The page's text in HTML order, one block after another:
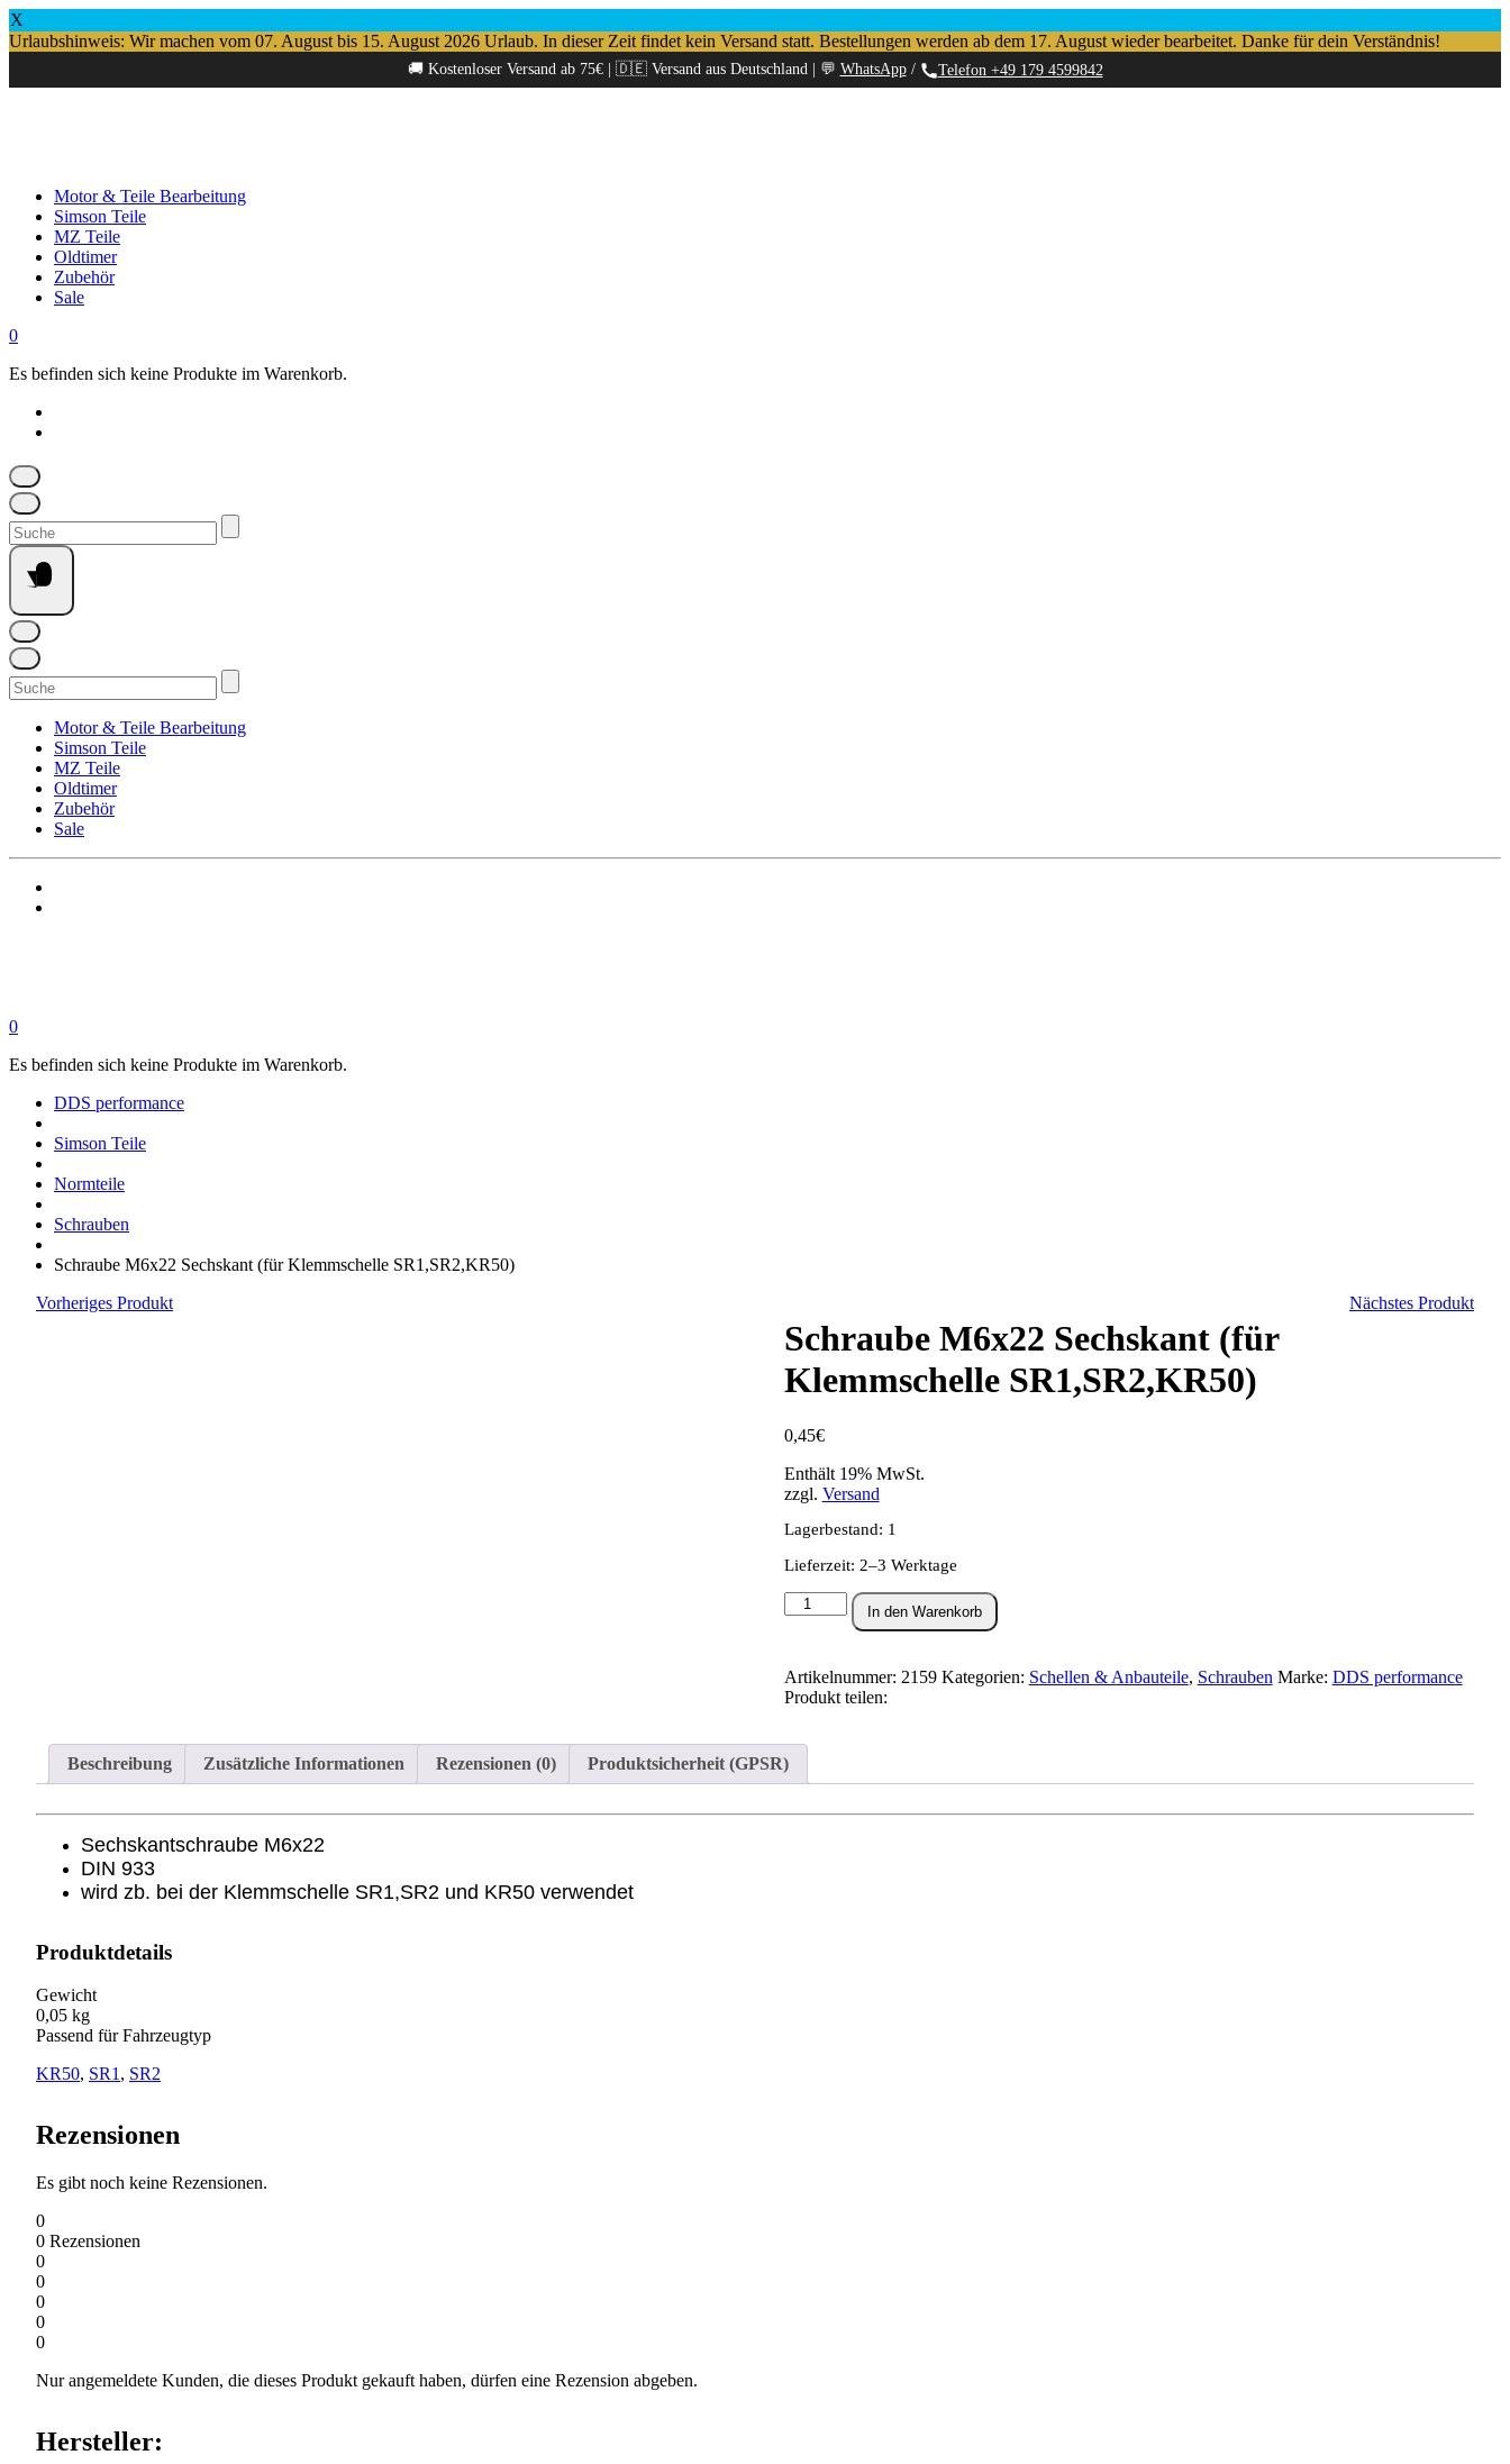
X
Urlaubshinweis: Wir machen vom 07. August bis 15. August 2026 Urlaub. In dieser Zeit findet kein Versand statt. Bestellungen werden ab dem 17. August wieder bearbeitet. Danke für dein Verständnis!
🚚 Kostenloser Versand ab 75€ | 🇩🇪 Versand aus Deutschland | 💬 WhatsApp/ Telefon +49 179 4599842
Motor & Teile Bearbeitung
Simson Teile
MZ Teile
Oldtimer
Zubehör
Sale
0
Es befinden sich keine Produkte im Warenkorb.
Suchen
nach:
Suchen
nach:
Motor & Teile Bearbeitung
Simson Teile
MZ Teile
Oldtimer
Zubehör
Sale
0
Es befinden sich keine Produkte im Warenkorb.
DDS performance
Simson Teile
Normteile
Schrauben
Schraube M6x22 Sechskant (für Klemmschelle SR1,SR2,KR50)
Vorheriges Produkt
Nächstes Produkt
Schraube M6x22 Sechskant (für
Klemmschelle SR1,SR2,KR50)
0,45€
Enthält 19% MwSt.
zzgl. Versand
Lagerbestand: 1
Lieferzeit: 2–3 Werktage
Schraube
M6x22
Klemmschelle
SR1,SR2,KR50)
In den Warenkorb
Artikelnummer: 2159 Kategorien: Schellen & Anbauteile, Schrauben Marke: DDS performance
Produkt teilen:
Beschreibung Zusätzliche Informationen Rezensionen (0) Produktsicherheit (GPSR)
Sechskantschraube M6x22
DIN 933
wird zb. bei der Klemmschelle SR1,SR2 und KR50 verwendet
Produktdetails
Gewicht
0,05 kg
Passend für Fahrzeugtyp
KR50, SR1, SR2
Rezensionen
Es gibt noch keine Rezensionen.
0
0 Rezensionen
0
0
0
0
0
Nur angemeldete Kunden, die dieses Produkt gekauft haben, dürfen eine Rezension abgeben.
Hersteller: